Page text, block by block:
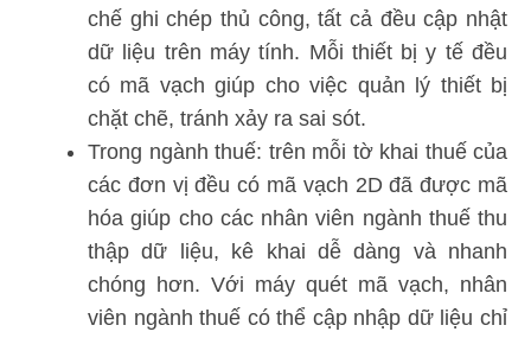
chế ghi chép thủ công, tất cả đều cập nhật
dữ liệu trên máy tính. Mỗi thiết bị y tế đều
có mã vạch giúp cho việc quản lý thiết bị
chặt chẽ, tránh xảy ra sai sót.
Trong ngành thuế: trên mỗi tờ khai thuế của
các đơn vị đều có mã vạch 2D đã được mã
hóa giúp cho các nhân viên ngành thuế thu
thập dữ liệu, kê khai dễ dàng và nhanh
chóng hơn. Với máy quét mã vạch, nhân
viên ngành thuế có thể cập nhập dữ liệu chỉ